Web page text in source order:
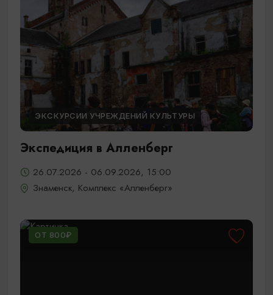
ЭКСКУРСИИ УЧРЕЖДЕНИЙ КУЛЬТУРЫ
Экспедиция в Алленберг
26.07.2026 - 06.09.2026, 15:00
Знаменск, Комплекс «Алленберг»
ОТ 800₽